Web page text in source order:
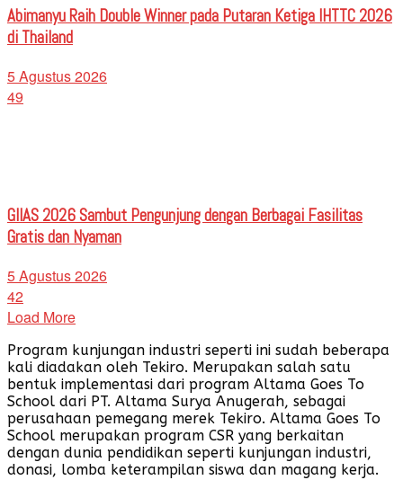
Abimanyu Raih Double Winner pada Putaran Ketiga IHTTC 2026
di Thailand
5 Agustus 2026
49
GIIAS 2026 Sambut Pengunjung dengan Berbagai Fasilitas
Gratis dan Nyaman
5 Agustus 2026
42
Load More
Program kunjungan industri seperti ini sudah beberapa
kali diadakan oleh Tekiro. Merupakan salah satu
bentuk implementasi dari program Altama Goes To
School dari PT. Altama Surya Anugerah, sebagai
perusahaan pemegang merek Tekiro. Altama Goes To
School merupakan program CSR yang berkaitan
dengan dunia pendidikan seperti kunjungan industri,
donasi, lomba keterampilan siswa dan magang kerja.